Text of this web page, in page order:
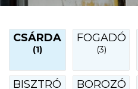
CSÁRDA
(1)
FOGADÓ
(3)
BISZTRÓ BOROZÓ